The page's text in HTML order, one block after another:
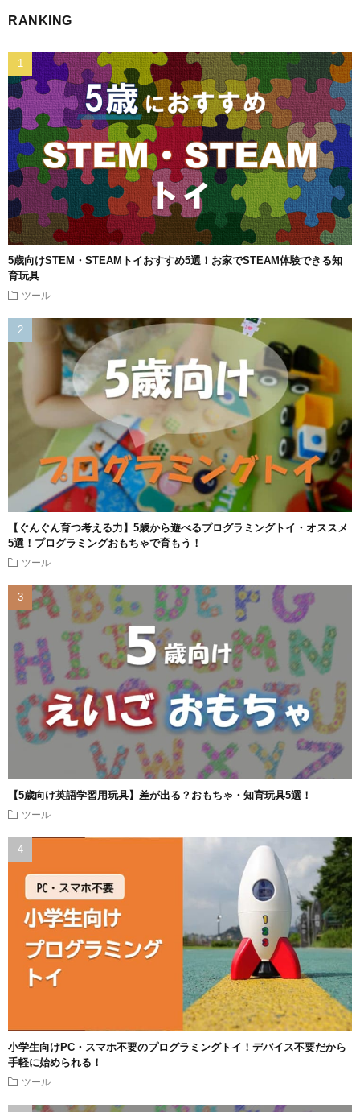
RANKING
5歳向けSTEM・STEAMトイおすすめ5選！お家でSTEAM体験できる知
育玩具
ツール
【ぐんぐん育つ考える力】5歳から遊べるプログラミングトイ・オススメ
5選！プログラミングおもちゃで育もう！
ツール
【5歳向け英語学習用玩具】差が出る？おもちゃ・知育玩具5選！
ツール
小学生向けPC・スマホ不要のプログラミングトイ！デバイス不要だから
手軽に始められる！
ツール